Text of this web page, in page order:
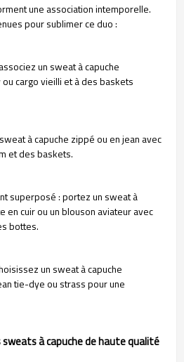
une association intemporelle.
pour sublimer ce duo :
un sweat à capuche
cargo vieilli et à des baskets
à capuche zippé ou en jean avec
et des baskets.
superposé : portez un sweat à
en cuir ou un blouson aviateur avec
bottes.
un sweat à capuche
tie-dye ou strass pour une
à capuche de haute qualité